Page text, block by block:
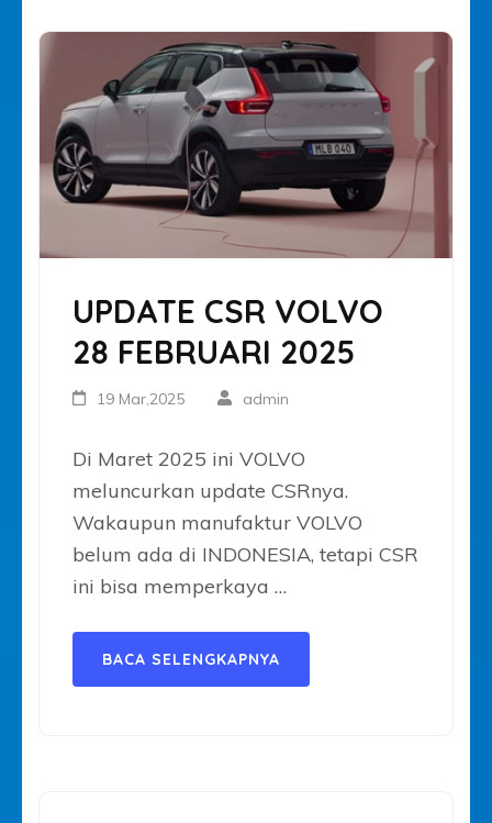
UPDATE CSR VOLVO
28 FEBRUARI 2025
19 Mar,2025 admin
Di Maret 2025 ini VOLVO
meluncurkan update CSRnya.
Wakaupun manufaktur VOLVO
belum ada di INDONESIA, tetapi CSR
ini bisa memperkaya …
BACA SELENGKAPNYA